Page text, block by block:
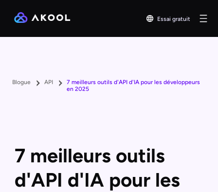
Essai gratuit
Blogue API
7 meilleurs outils d'API d'IA pour les développeurs
en 2025
7 meilleurs outils
d'API d'IA pour les